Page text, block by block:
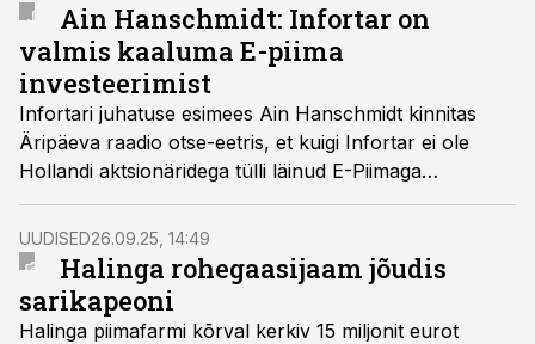
Ain Hanschmidt: Infortar on
valmis kaaluma E-piima
investeerimist
Infortari juhatuse esimees Ain Hanschmidt kinnitas
Äripäeva raadio otse-eetris, et kuigi Infortar ei ole
Hollandi aktsionäridega tülli läinud E-Piimaga
läbirääkimisi pidanud, oleksid nad valmis teemat
nendega arutama. Tingimusel, et tehing on selge ja
läbipaistev.
UUDISED26.09.25, 14:49
Halinga rohegaasijaam jõudis
sarikapeoni
Halinga piimafarmi kõrval kerkiv 15 miljonit eurot